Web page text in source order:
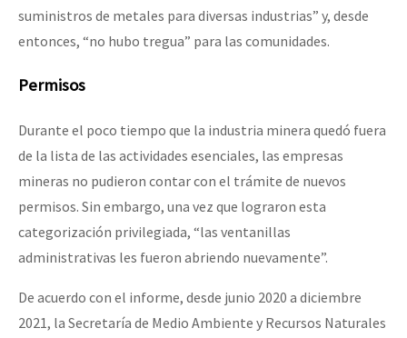
suministros de metales para diversas industrias” y, desde
entonces, “no hubo tregua” para las comunidades.
Permisos
Durante el poco tiempo que la industria minera quedó fuera
de la lista de las actividades esenciales, las empresas
mineras no pudieron contar con el trámite de nuevos
permisos. Sin embargo, una vez que lograron esta
categorización privilegiada, “las ventanillas
administrativas les fueron abriendo nuevamente”.
De acuerdo con el informe, desde junio 2020 a diciembre
2021, la Secretaría de Medio Ambiente y Recursos Naturales